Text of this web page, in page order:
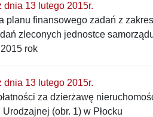
13 lutego 2015r.
planu finansowego zadań z
zleconych jednostce
rok
13 lutego 2015r.
za dzierżawę
(obr. 1) w Płocku